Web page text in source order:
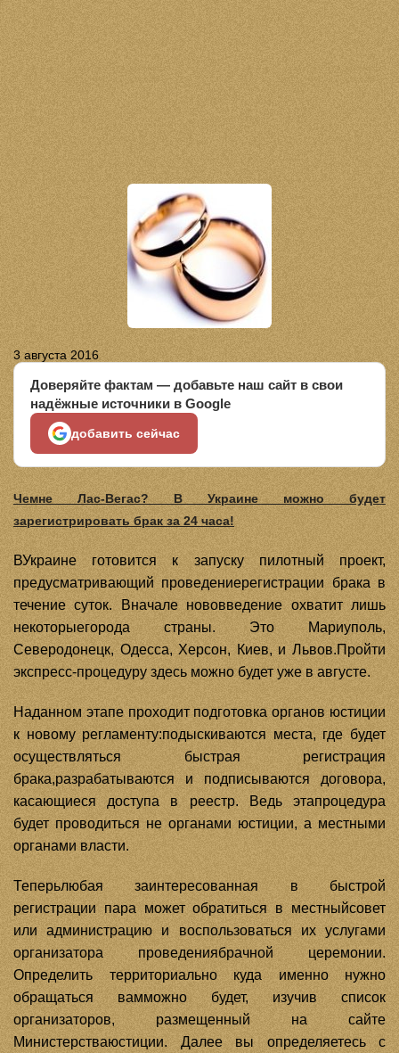
3 августа 2016
Доверяйте фактам — добавьте наш сайт в свои
надёжные источники в Google
добавить сейчас
Чемне Лас-Вегас? В Украине можно будет
зарегистрировать брак за 24 часа!
ВУкраине готовится к запуску пилотный проект,
предусматривающий проведениерегистрации брака в
течение суток. Вначале нововведение охватит лишь
некоторыегорода страны. Это Мариуполь,
Северодонецк, Одесса, Херсон, Киев, и Львов.Пройти
экспресс-процедуру здесь можно будет уже в августе.
Наданном этапе проходит подготовка органов юстиции
к новому регламенту:подыскиваются места, где будет
осуществляться быстрая регистрация
брака,разрабатываются и подписываются договора,
касающиеся доступа в реестр. Ведь этапроцедура
будет проводиться не органами юстиции, а местными
органами власти.
Теперьлюбая заинтересованная в быстрой
регистрации пара может обратиться в местныйсовет
или администрацию и воспользоваться их услугами
организатора проведениябрачной церемонии.
Определить территориально куда именно нужно
обращаться вамможно будет, изучив список
организаторов, размещенный на сайте
Министерстваюстиции. Далее вы определяетесь с